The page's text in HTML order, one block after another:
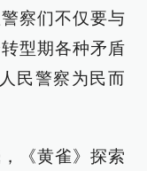
察们不仅要与
型期各种矛盾
民警察为民而
《黄雀》探索